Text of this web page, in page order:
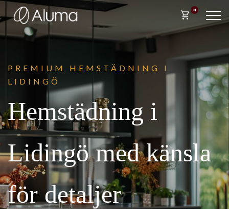
shopping_cart 0
PREM IUM HEMSTÄDNING I
LIDINGÖ
Hemstädning i
Lidingö med känsla
för detaljer